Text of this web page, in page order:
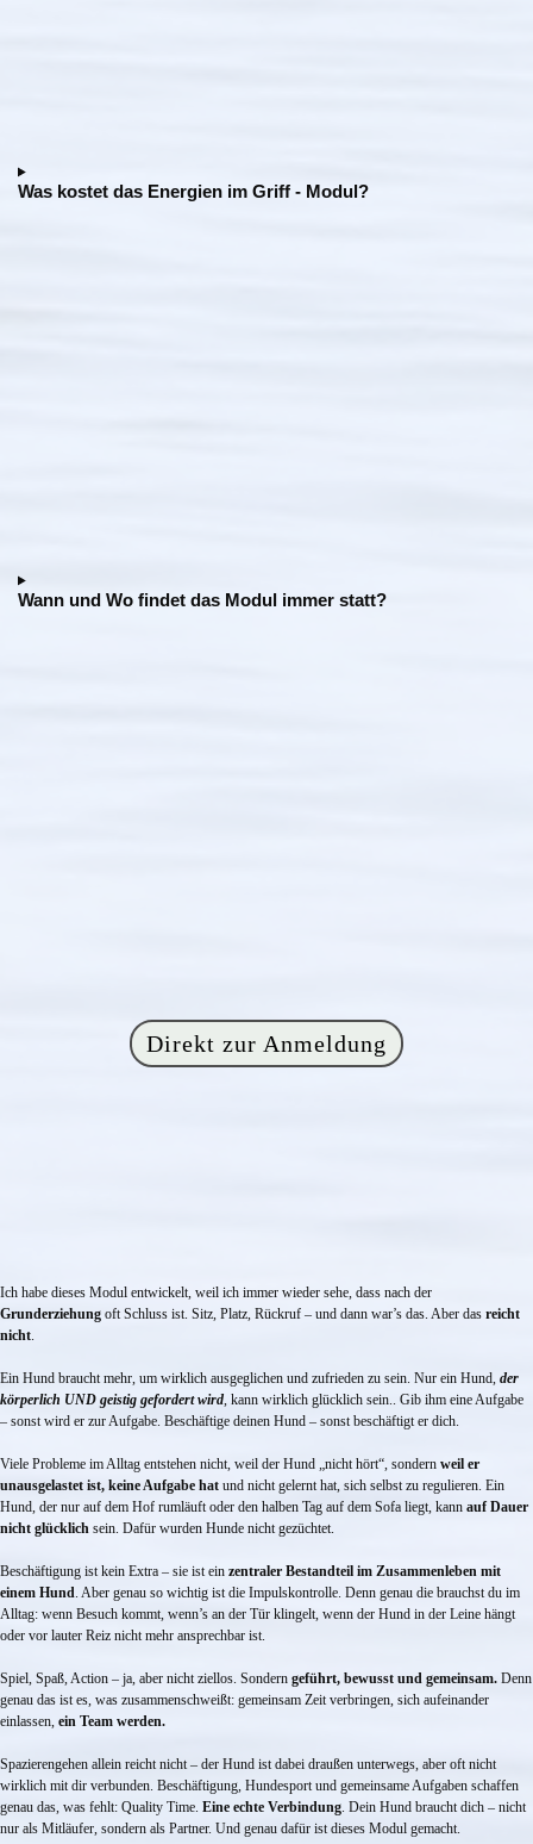
Was kostet das Energien im Griff - Modul?
Wann und Wo findet das Modul immer statt?
Direkt zur Anmeldung
Ich habe dieses Modul entwickelt, weil ich immer wieder sehe, dass nach der
Grunderziehung oft Schluss ist. Sitz, Platz, Rückruf – und dann war’s das. Aber das reicht
nicht.
Ein Hund braucht mehr, um wirklich ausgeglichen und zufrieden zu sein. Nur ein Hund, der
körperlich UND geistig gefordert wird, kann wirklich glücklich sein.. Gib ihm eine Aufgabe
– sonst wird er zur Aufgabe. Beschäftige deinen Hund – sonst beschäftigt er dich.
Viele Probleme im Alltag entstehen nicht, weil der Hund „nicht hört“, sondern weil er
unausgelastet ist, keine Aufgabe hat und nicht gelernt hat, sich selbst zu regulieren. Ein
Hund, der nur auf dem Hof rumläuft oder den halben Tag auf dem Sofa liegt, kann auf Dauer
nicht glücklich sein. Dafür wurden Hunde nicht gezüchtet.
Beschäftigung ist kein Extra – sie ist ein zentraler Bestandteil im Zusammenleben mit
einem Hund. Aber genau so wichtig ist die Impulskontrolle. Denn genau die brauchst du im
Alltag: wenn Besuch kommt, wenn’s an der Tür klingelt, wenn der Hund in der Leine hängt
oder vor lauter Reiz nicht mehr ansprechbar ist.
Spiel, Spaß, Action – ja, aber nicht ziellos. Sondern geführt, bewusst und gemeinsam. Denn
genau das ist es, was zusammenschweißt: gemeinsam Zeit verbringen, sich aufeinander
einlassen, ein Team werden.
Spazierengehen allein reicht nicht – der Hund ist dabei draußen unterwegs, aber oft nicht
wirklich mit dir verbunden. Beschäftigung, Hundesport und gemeinsame Aufgaben schaffen
genau das, was fehlt: Quality Time. Eine echte Verbindung. Dein Hund braucht dich – nicht
nur als Mitläufer, sondern als Partner. Und genau dafür ist dieses Modul gemacht.